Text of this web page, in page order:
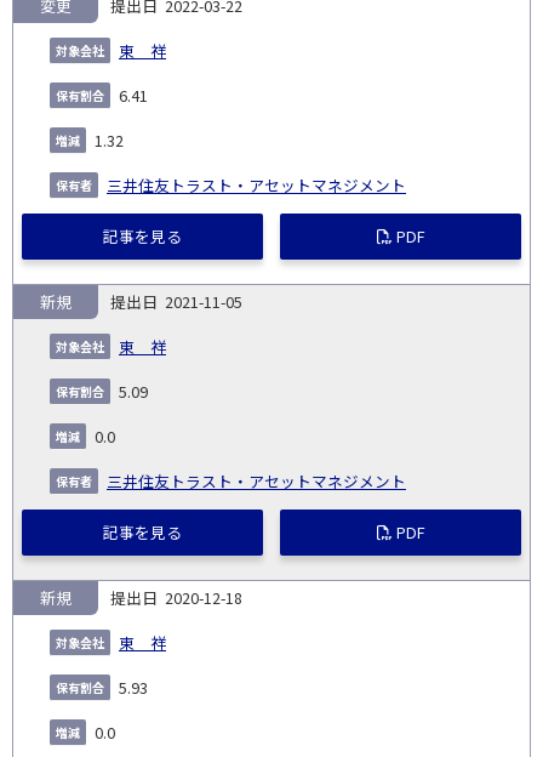
2022-03-22
東 祥
変更
6.41
1.32
三井住友トラスト・アセットマネジメント
記事を見る PDF
2021-11-05
東 祥
新規
5.09
0.0
三井住友トラスト・アセットマネジメント
記事を見る PDF
2020-12-18
東 祥
新規
5.93
0.0